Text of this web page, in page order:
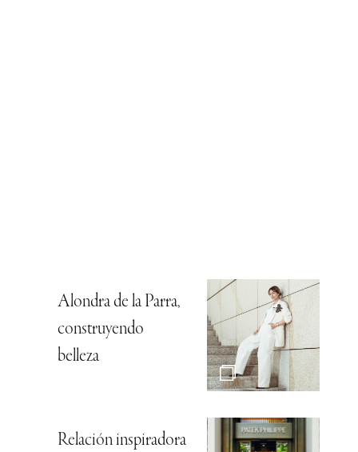
Alondra de la Parra,
construyendo
belleza
Relación inspiradora